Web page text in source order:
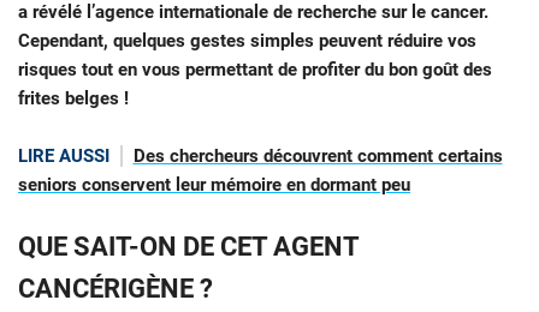
a révélé l’agence internationale de recherche sur le cancer.
Cependant, quelques gestes simples peuvent réduire vos
risques tout en vous permettant de profiter du bon goût des
frites belges !
LIRE AUSSI
Des chercheurs découvrent comment certains
seniors conservent leur mémoire en dormant peu
QUE SAIT-ON DE CET AGENT
CANCÉRIGÈNE ?